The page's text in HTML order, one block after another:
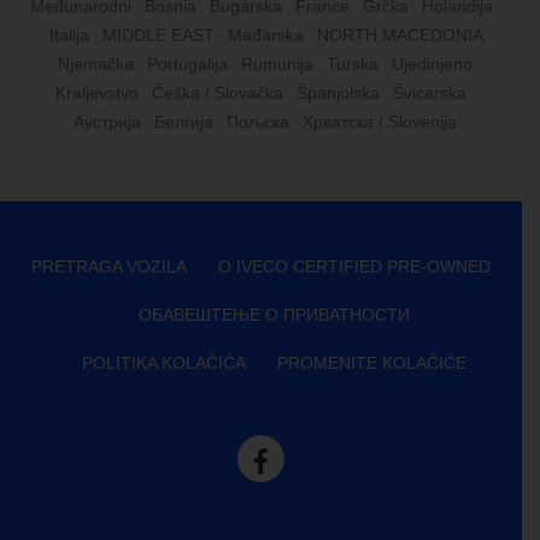
Međunarodni Bosnia Bugarska France Grčka
Holandija
Italija
MIDDLE EAST Mađarska
NORTH MACEDONIA
Njemačka
Portugalija Rumunija Turska
Ujedinjeno
Kraljevstvo
Češka / Slovačka Španjolska
Švicarska
Аустрија
Белгија Пољска Хрватска / Slovenija
PRETRAGA VOZILA O IVECO CERTIFIED PRE-OWNED
ОБАВЕШТЕЊЕ О ПРИВАТНОСТИ
POLITIKA KOLAČIĆA PROMENITE KOLAČIĆE